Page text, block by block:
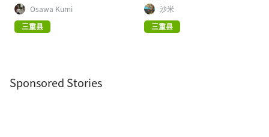
Osawa Kumi
三重县
沙米
三重县
Sponsored Stories